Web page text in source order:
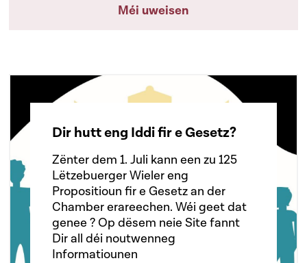
Méi uweisen
Dir hutt eng Iddi fir e Gesetz?
Zënter dem 1. Juli kann een zu 125
Lëtzebuerger Wieler eng
Propositioun fir e Gesetz an der
Chamber erareechen. Wéi geet dat
genee ? Op dësem neie Site fannt
Dir all déi noutwenneg
Informatiounen